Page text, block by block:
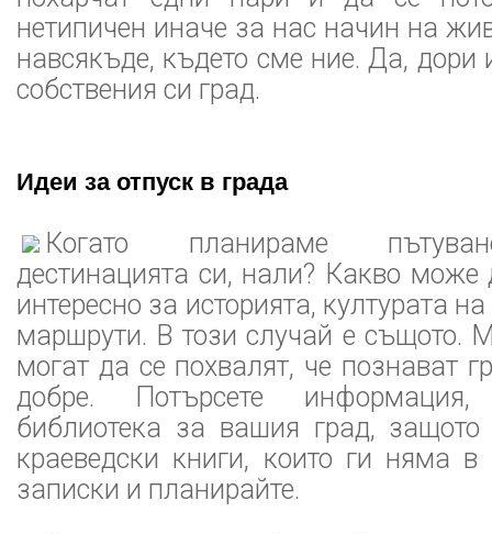
нетипичен иначе за нас начин на
навсякъде, където сме ние. Да, дори
собствения си град.
Идеи за отпуск в града
Когато планираме
дестинацията си, нали? Какво
интересно за историята, културата
маршрути. В този случай е същото.
могат да се похвалят, че познават
добре. Потърсете
библиотека за вашия град,
краеведски книги, които ги няма в
записки и планирайте.